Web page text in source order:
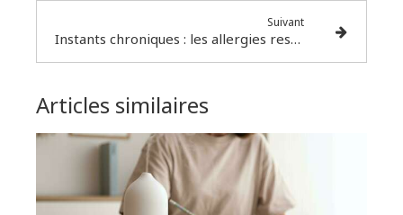
Suivant
Instants chroniques : les allergies respiratoires qui gâchent les sorties
Articles similaires